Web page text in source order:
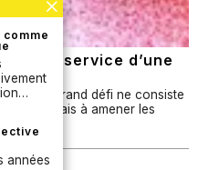
au service d’une
?
le plus grand défi ne consiste
mais à amener les
comme
années